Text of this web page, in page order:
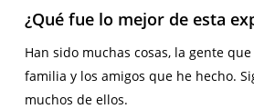
¿Qué fue lo mejor de esta
Han sido muchas cosas, la gente
familia y los amigos que he hecho.
muchos de ellos.